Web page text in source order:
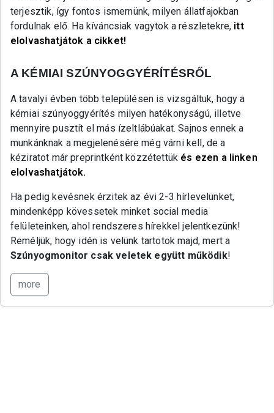
terjesztik, így fontos ismernünk, milyen állatfajokban
fordulnak elő. Ha kíváncsiak vagytok a részletekre, itt
elolvashatjátok a cikket!
A KÉMIAI SZÚNYOGGYÉRÍTÉSRŐL
A tavalyi évben több településen is vizsgáltuk, hogy a
kémiai szúnyoggyérítés milyen hatékonyságú, illetve
mennyire pusztít el más ízeltlábúakat. Sajnos ennek a
munkánknak a megjelenésére még várni kell, de a
kéziratot már preprintként közzétettük és ezen a linken
elolvashatjátok.
Ha pedig kevésnek érzitek az évi 2-3 hírlevelünket,
mindenképp kövessetek minket social media
felületeinken, ahol rendszeres hírekkel jelentkezünk!
Reméljük, hogy idén is velünk tartotok majd, mert a
Szúnyogmonitor csak veletek együtt működik!
more